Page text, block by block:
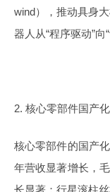
wind），推动具身
器人从“程序驱动”向
2. 核心零部件国产
核心零部件的国产
年营收显著增长，
长显著；行星滚柱